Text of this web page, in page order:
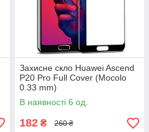
Захисне скло Huawei Ascend
P20 Pro Full Cover (Mocolo
0.33 mm)
В наявності 6 од.
182 ₴ 260 ₴